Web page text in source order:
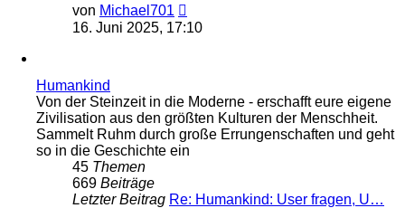
von Michael701
Beitrag
16. Juni 2025, 17:10
Humankind
Von der Steinzeit in die Moderne - erschafft eure eigene
Zivilisation aus den größten Kulturen der Menschheit.
Sammelt Ruhm durch große Errungenschaften und geht
so in die Geschichte ein
45 Themen
669 Beiträge
Letzter Beitrag Re: Humankind: User fragen, U…